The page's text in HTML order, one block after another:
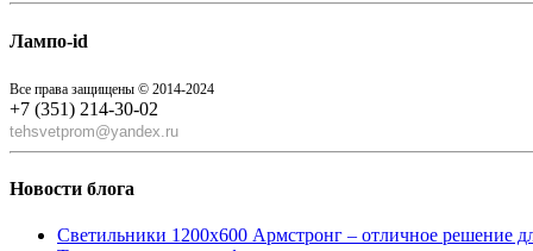
Лампо-id
Все права защищены © 2014-2024
+7 (351) 214-30-02
tehsvetprom@yandex.ru
Новости блога
Светильники 1200x600 Армстронг – отличное решение